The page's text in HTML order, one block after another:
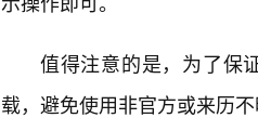
值得注意的是，为了保
载，避免使用非官方或来历